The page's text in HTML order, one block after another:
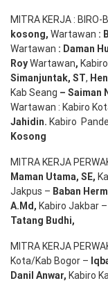
MITRA KERJA :
kosong, Wartawan :
Wartawan : Daman
RoyWartawan,
Simanjuntak, ST,
Kab Seang – Saiman
Wartawan : Kabiro
Jahidin. Kabiro
Kosong
MITRA KERJA
Maman Utama, SE,
Jakpus – Baban
A.Md , Kabiro Jakbar –
Tatang Budhi,
MITRA KERJA
Kota/Kab Bogor –
Danil Anwar, Kabiro